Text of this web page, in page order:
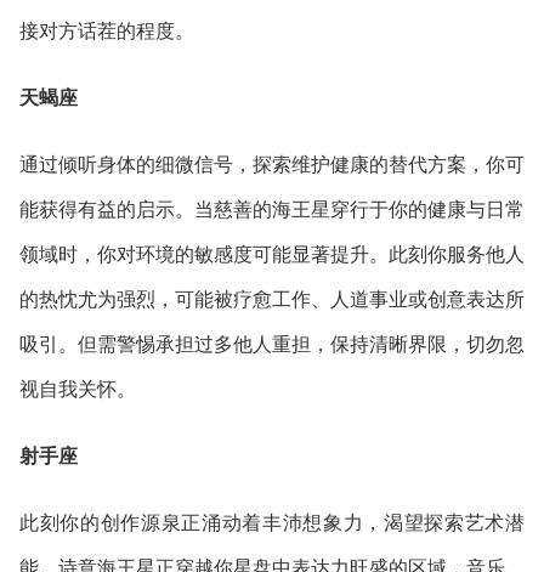
接对方话茬的程度。
天蝎座
通过倾听身体的细微信号，探索维护健康的替代方案，你可
能获得有益的启示。当慈善的海王星穿行于你的健康与日常
领域时，你对环境的敏感度可能显著提升。此刻你服务他人
的热忱尤为强烈，可能被疗愈工作、人道事业或创意表达所
吸引。但需警惕承担过多他人重担，保持清晰界限，切勿忽
视自我关怀。
射手座
此刻你的创作源泉正涌动着丰沛想象力，渴望探索艺术潜
能。诗意海王星正穿越你星盘中表达力旺盛的区域，音乐、